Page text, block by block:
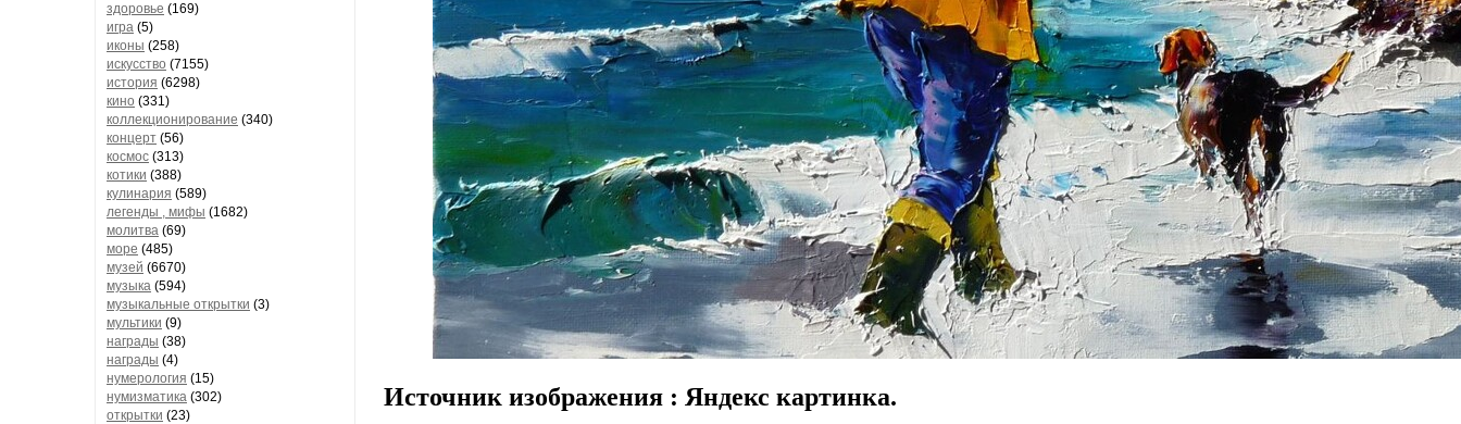
здоровье (169)
игра (5)
иконы (258)
искусство (7155)
история (6298)
кино (331)
коллекционирование (340)
концерт (56)
космос (313)
котики (388)
кулинария (589)
легенды , мифы (1682)
молитва (69)
море (485)
музей (6670)
музыка (594)
музыкальные открытки (3)
мультики (9)
награды (38)
награды (4)
нумерология (15)
нумизматика (302)
открытки (23)
Источник изображения : Яндекс картинка.